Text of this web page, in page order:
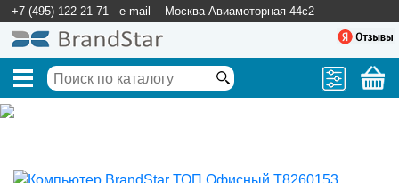
+7 (495) 122-21-71 e-mail Москва Авиамоторная 44с2